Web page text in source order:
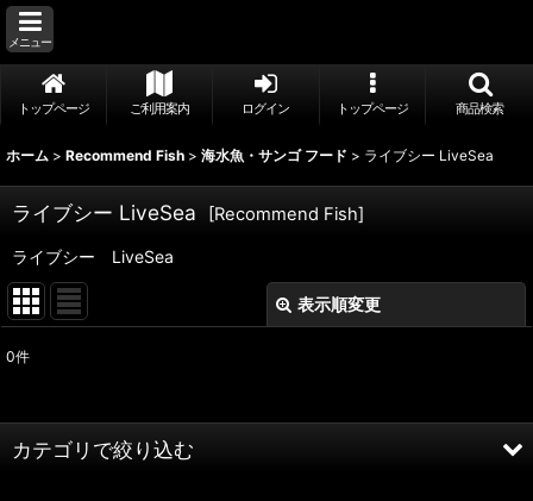
メニュー
トップページ ご利用案内 ログイン トップページ 商品検索
ホーム > Recommend Fish > 海水魚・サンゴ フード > ライブシー LiveSea
ライブシー LiveSea [Recommend Fish]
ライブシー LiveSea
表示順変更
並び順 :
0件
カテゴリで絞り込む